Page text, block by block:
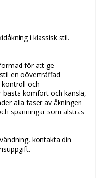
i klassisk stil.
för att ge
en oöverträffad
och
komfort och känsla,
alla faser av åkningen
spänningar som alstras
kontakta din